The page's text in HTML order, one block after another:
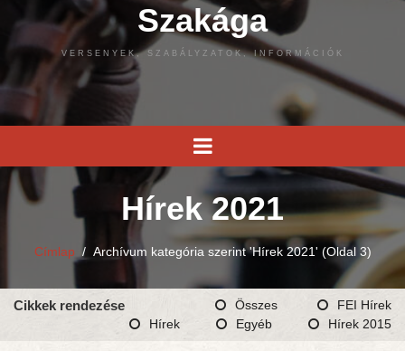
Szakága
VERSENYEK, SZABÁLYZATOK, INFORMÁCIÓK
Hírek 2021
Címlap / Archívum kategória szerint 'Hírek 2021' (Oldal 3)
Cikkek rendezése Összes
FEI Hírek
Hírek
Egyéb Hírek 2015